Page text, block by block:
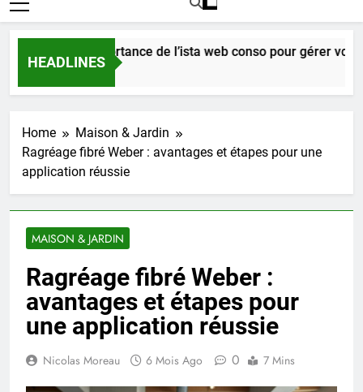
HEADLINES
l’importance de l’ista web conso pour gérer vos
Ago
Home
Maison & Jardin
Ragréage fibré Weber : avantages et étapes pour une
application réussie
MAISON & JARDIN
Ragréage fibré Weber :
avantages et étapes pour
une application réussie
Nicolas Moreau 6 Mois Ago 0 7 Mins